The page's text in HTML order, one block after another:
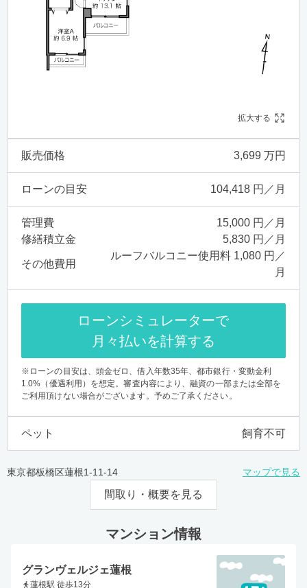
拡大する
販売価格 3,699 万円
ローンの目安 104,418 円／月
管理費
15,000 円／月
修繕積立金
5,830 円／月
その他費用
ルーフバルコニー使用料 1,080 円／
月
ローンシミュレーターで
月々払いを計算する
※ローンの目安は、頭金ゼロ、借入年数35年、都市銀行・変動金利
1.0%（優遇利用）を想定。審査内容により、融資の一部または全部を
ご利用頂けない場合がございます。予めご了承ください。
ペット 飼育不可
東京都板橋区蓮根1-11-14 マップで見る
間取り・概要を見る
マンション情報
グランヴェルジェ蓮根
蓮根駅 徒歩13分